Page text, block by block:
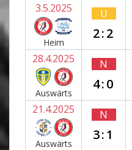
3.5.2025
Heim
U
2:2
28.4.2025
Auswärts
N
4:0
21.4.2025
Auswärts
N
3:1